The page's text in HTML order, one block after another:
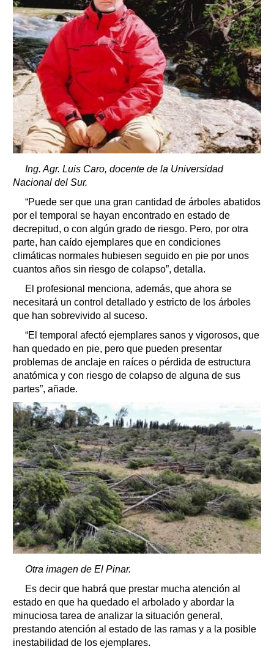
Ing. Agr. Luis Caro, docente de la Universidad
Nacional del Sur.
“Puede ser que una gran cantidad de árboles abatidos
por el temporal se hayan encontrado en estado de
decrepitud, o con algún grado de riesgo. Pero, por otra
parte, han caído ejemplares que en condiciones
climáticas normales hubiesen seguido en pie por unos
cuantos años sin riesgo de colapso”, detalla.
El profesional menciona, además, que ahora se
necesitará un control detallado y estricto de los árboles
que han sobrevivido al suceso.
“El temporal afectó ejemplares sanos y vigorosos, que
han quedado en pie, pero que pueden presentar
problemas de anclaje en raíces o pérdida de estructura
anatómica y con riesgo de colapso de alguna de sus
partes”, añade.
Otra imagen de El Pinar.
Es decir que habrá que prestar mucha atención al
estado en que ha quedado el arbolado y abordar la
minuciosa tarea de analizar la situación general,
prestando atención al estado de las ramas y a la posible
inestabilidad de los ejemplares.